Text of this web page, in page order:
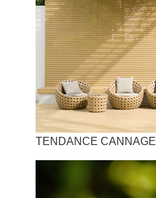
TENDANCE CANNAGE